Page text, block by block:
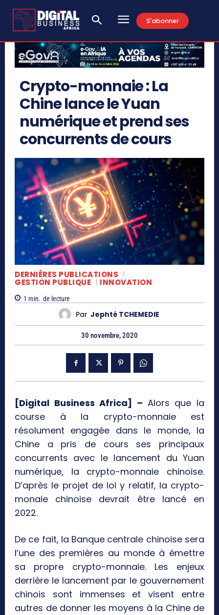
S'abonner
Crypto-monnaie : La
Chine lance le Yuan
numérique et prend ses
concurrents de cours
DERNIÈRES PUBLICATIONS
GESTION PUBLIQUE INNOVATION
1 min. de lecture
Par Jephté TCHEMEDIE
30 novembre, 2020
[Digital Business Africa] – Alors que la
course à la crypto-monnaie est
résolument engagée dans le monde, la
Chine a pris de cours ses principaux
concurrents avec le lancement du Yuan
numérique, la crypto-monnaie chinoise.
D’après le projet de loi y relatif, la crypto-
monaie chinoise devrait être lancé en
2022.
De ce fait, la Banque centrale chinoise sera
l’une des premières au monde à émettre
sa propre crypto-monnaie. Les enjeux
derrière le lancement par le gouvernement
chinois sont immenses et visent entre
autres de donner les moyens à la Chine de